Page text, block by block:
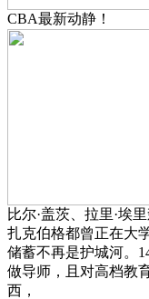
CBA最新动静！
比尔·盖茨、拉里·埃
扎克伯格都曾正在大
储蓄不再是护城河。
做导师，且对高档教
西，